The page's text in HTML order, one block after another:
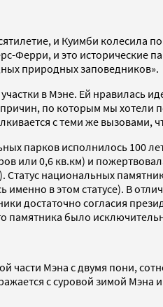
и Куимби колесила
Ферри, и это
природных заповедников».
в Мэне. Ей нравилась
по которым мы хотели
с теми же вызовами,
парков исполнилось 100
или 0,6 кв.км) и
Статус национальных
в этом статусе). В
достаточно согласия
памятника было
части Мэна с двумя пони,
с суровой зимой Мэна